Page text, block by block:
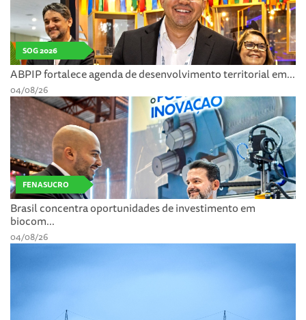
SOG 2026
ABPIP fortalece agenda de desenvolvimento territorial em...
04/08/26
FENASUCRO
Brasil concentra oportunidades de investimento em
biocom...
04/08/26